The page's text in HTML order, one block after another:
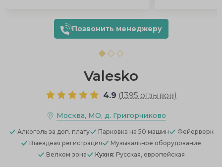
Позвонить менеджеру
Valesko
4.9 (1395 отзывов)
Москва, МО, д. Григорчиково
Алкоголь за доп. плату Парковка на 50 машин
Фейерверк
Выездная регистрация
Музыкальное оборудование
Велком зона
Кухня: Русская, европейская